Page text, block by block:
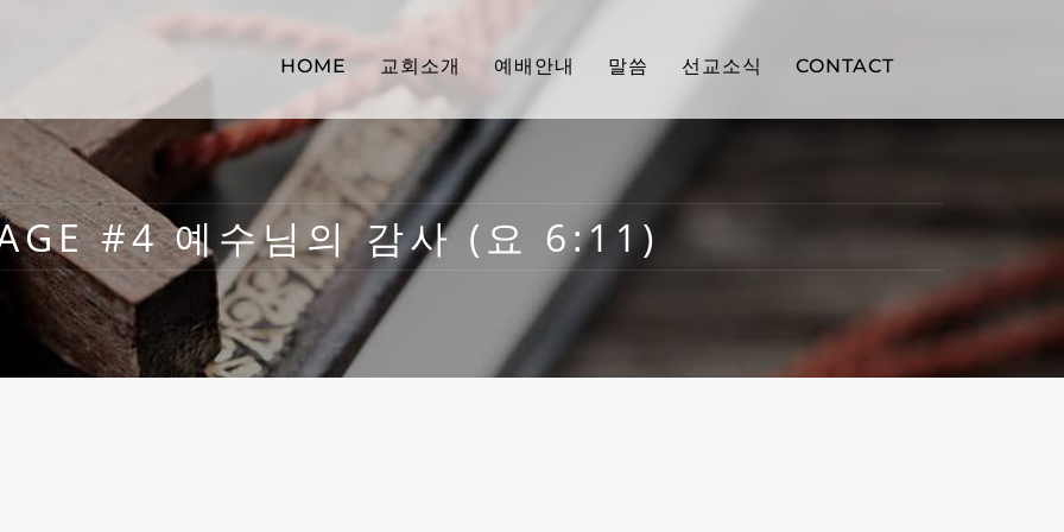
HOME 교회소개 예배안내 말씀 선교소식 CONTACT
#4 예수님의 감사 (요 6:11)